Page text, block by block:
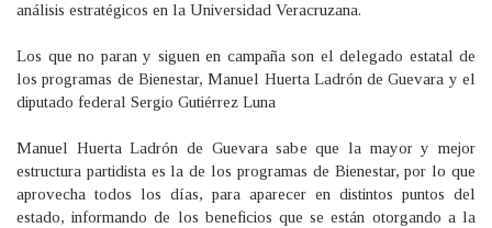
análisis estratégicos en la Universidad Veracruzana.
Los que no paran y siguen en campaña son el delegado estatal de
los programas de Bienestar, Manuel Huerta Ladrón de Guevara y el
diputado federal Sergio Gutiérrez Luna
Manuel Huerta Ladrón de Guevara sabe que la mayor y mejor
estructura partidista es la de los programas de Bienestar, por lo que
aprovecha todos los días, para aparecer en distintos puntos del
estado, informando de los beneficios que se están otorgando a la